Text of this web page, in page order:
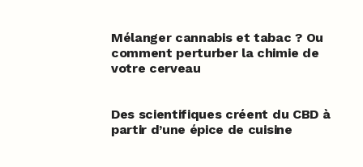
Mélanger cannabis et tabac ? Ou
comment perturber la chimie de
votre cerveau
Des scientifiques créent du CBD à
partir d’une épice de cuisine